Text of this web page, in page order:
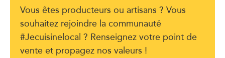
Vous êtes producteurs ou artisans ? Vous
souhaitez rejoindre la communauté
#Jecuisinelocal ? Renseignez votre point de
vente et propagez nos valeurs !